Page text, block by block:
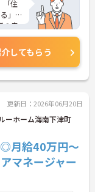
「住
」
の自
、W
の
代が
ター
しま
って
け
を有
は
わせ
してもらう
更新日：2026年06月20日
ーホーム海南下津町
◎月給40万円～
マネージャー